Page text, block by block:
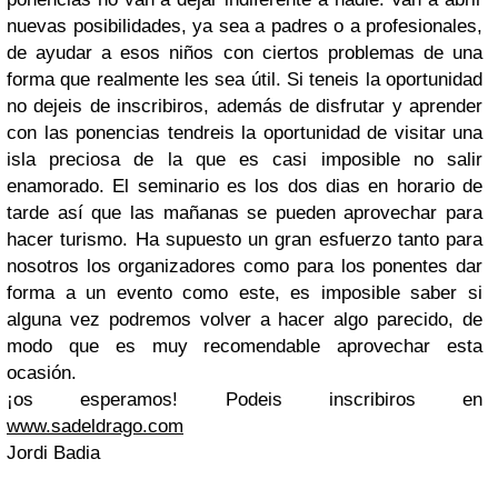
nuevas posibilidades, ya sea a padres o a profesionales,
de ayudar a esos niños con ciertos problemas de una
forma que realmente les sea útil. Si teneis la oportunidad
no dejeis de inscribiros, además de disfrutar y aprender
con las ponencias tendreis la oportunidad de visitar una
isla preciosa de la que es casi imposible no salir
enamorado. El seminario es los dos dias en horario de
tarde así que las mañanas se pueden aprovechar para
hacer turismo. Ha supuesto un gran esfuerzo tanto para
nosotros los organizadores como para los ponentes dar
forma a un evento como este, es imposible saber si
alguna vez podremos volver a hacer algo parecido, de
modo que es muy recomendable aprovechar esta
ocasión.
¡os esperamos! Podeis inscribiros en
www.sadeldrago.com
Jordi Badia